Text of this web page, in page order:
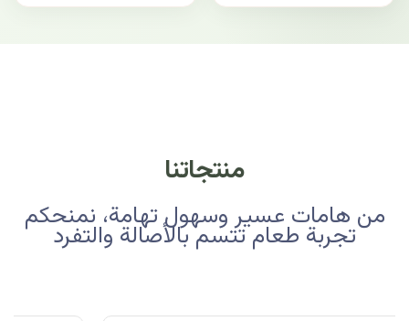
منتجاتنا
من هامات عسير وسهول تهامة، نمنحكم
تجربة طعام تتسم بالأصالة والتفرد